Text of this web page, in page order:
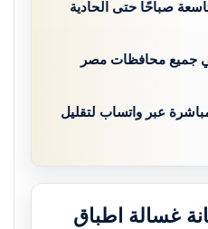
صباحًا حتى الحادية
جميع محافظات مصر
مباشرة عبر واتساب لتقليل
غسالة اطباق